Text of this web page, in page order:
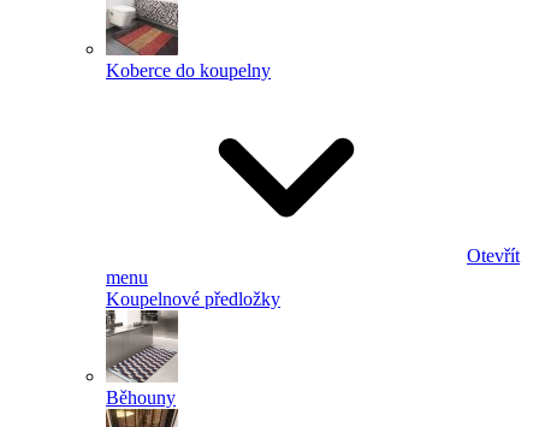
Koberce do koupelny
Otevřít
menu
Koupelnové předložky
Běhouny